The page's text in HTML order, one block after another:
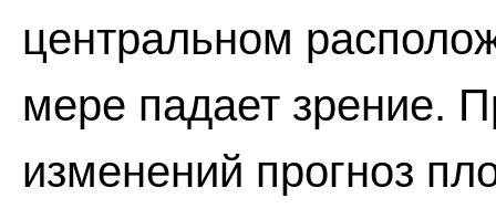
центральном
мере падает зрение.
изменений прогноз